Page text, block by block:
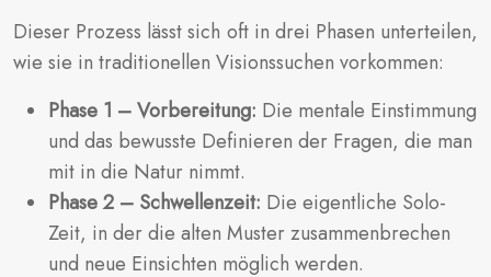
Dieser Prozess lässt sich oft in drei Phasen unterteilen,
wie sie in traditionellen Visionssuchen vorkommen:
Phase 1 – Vorbereitung: Die mentale Einstimmung
und das bewusste Definieren der Fragen, die man
mit in die Natur nimmt.
Phase 2 – Schwellenzeit: Die eigentliche Solo-
Zeit, in der die alten Muster zusammenbrechen
und neue Einsichten möglich werden.